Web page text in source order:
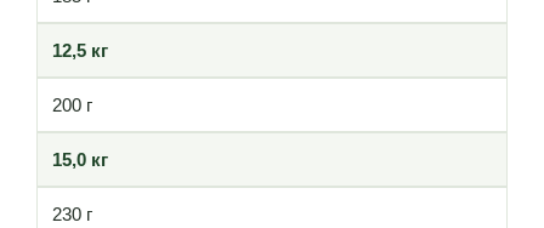
12,5 кг
200 г
15,0 кг
230 г